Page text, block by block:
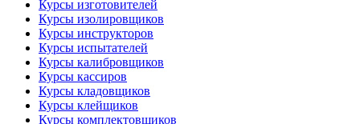
Курсы изготовителей
Курсы изолировщиков
Курсы инструкторов
Курсы испытателей
Курсы калибровщиков
Курсы кассиров
Курсы кладовщиков
Курсы клейщиков
Курсы комплектовщиков